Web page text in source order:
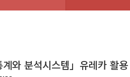
와 분석시스템」유레카 활